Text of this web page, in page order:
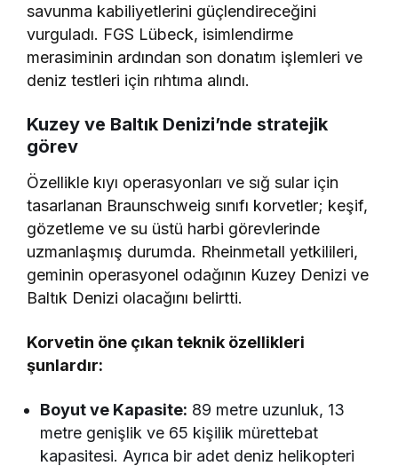
savunma kabiliyetlerini güçlendireceğini
vurguladı. FGS Lübeck, isimlendirme
merasiminin ardından son donatım işlemleri ve
deniz testleri için rıhtıma alındı.
Kuzey ve Baltık Denizi’nde stratejik
görev
Özellikle kıyı operasyonları ve sığ sular için
tasarlanan Braunschweig sınıfı korvetler; keşif,
gözetleme ve su üstü harbi görevlerinde
uzmanlaşmış durumda. Rheinmetall yetkilileri,
geminin operasyonel odağının Kuzey Denizi ve
Baltık Denizi olacağını belirtti.
Korvetin öne çıkan teknik özellikleri
şunlardır:
Boyut ve Kapasite: 89 metre uzunluk, 13
metre genişlik ve 65 kişilik mürettebat
kapasitesi. Ayrıca bir adet deniz helikopteri